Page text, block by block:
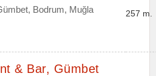
Bodrum, Muğla 257 m.
& Bar, Gümbet